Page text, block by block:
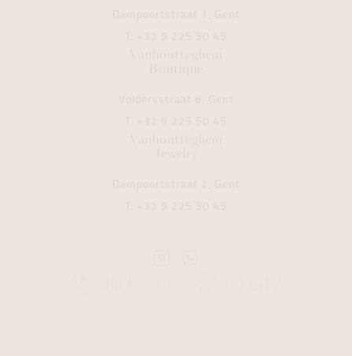
Dampoortstraat 1, Gent
T. +32 9 225 50 45
Vanhoutteghem
Boutique
Voldersstraat 6, Gent
T. +32 9 225 50 45
Vanhoutteghem
Jewelry
Dampoortstraat 2, Gent
T. +32 9 225 50 45